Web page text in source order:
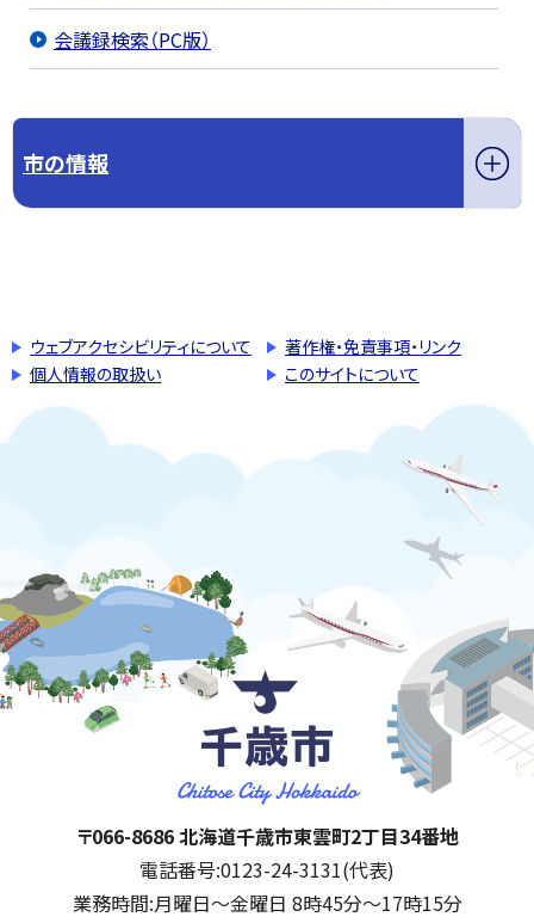
会議録検索（PC版）
市の情報
ウェブアクセシビリティについて
著作権・免責事項・リンク
個人情報の取扱い
このサイトについて
千歳市
住所:
〒066-8686 北海道千歳市東雲町2丁目34番地
電話番号:0123-24-3131(代表)
業務時間:月曜日～金曜日 8時45分～17時15分